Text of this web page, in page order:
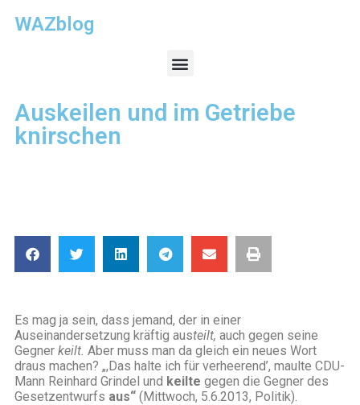
WAZblog
Auskeilen und im Getriebe
knirschen
Es mag ja sein, dass jemand, der in einer
Auseinandersetzung kräftig austeilt, auch gegen seine
Gegner keilt. Aber muss man da gleich ein neues Wort
draus machen? „,Das halte ich für verheerend’, maulte CDU-
Mann Reinhard Grindel und keilte gegen die Gegner des
Gesetzentwurfs aus“ (Mittwoch, 5.6.2013, Politik).